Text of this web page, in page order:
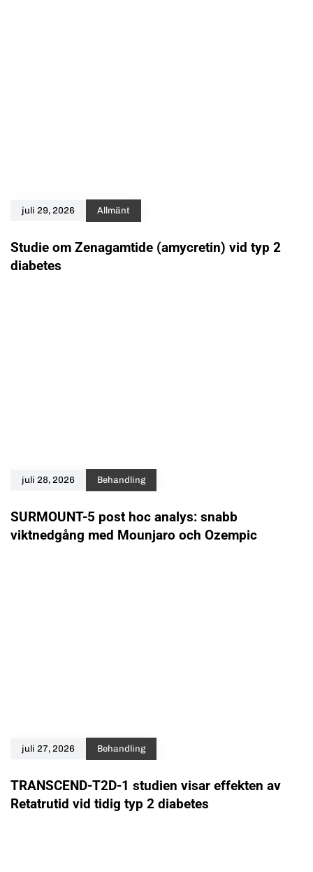
juli 29, 2026 Allmänt
Studie om Zenagamtide (amycretin) vid typ 2
diabetes
juli 28, 2026 Behandling
SURMOUNT-5 post hoc analys: snabb
viktnedgång med Mounjaro och Ozempic
juli 27, 2026 Behandling
TRANSCEND-T2D-1 studien visar effekten av
Retatrutid vid tidig typ 2 diabetes